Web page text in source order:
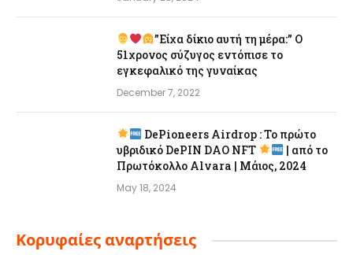
”Είχα δίκιο αυτή τη μέρα:” Ο
51χρονος σύζυγος εντόπισε το
εγκεφαλικό της γυναίκας
December 7, 2022
DePioneers Airdrop : Το πρώτο
υβριδικό DePIN DAO NFT
| από το
Πρωτόκολλο Alvara | Μάιος, 2024
May 18, 2024
Κορυφαίες αναρτήσεις